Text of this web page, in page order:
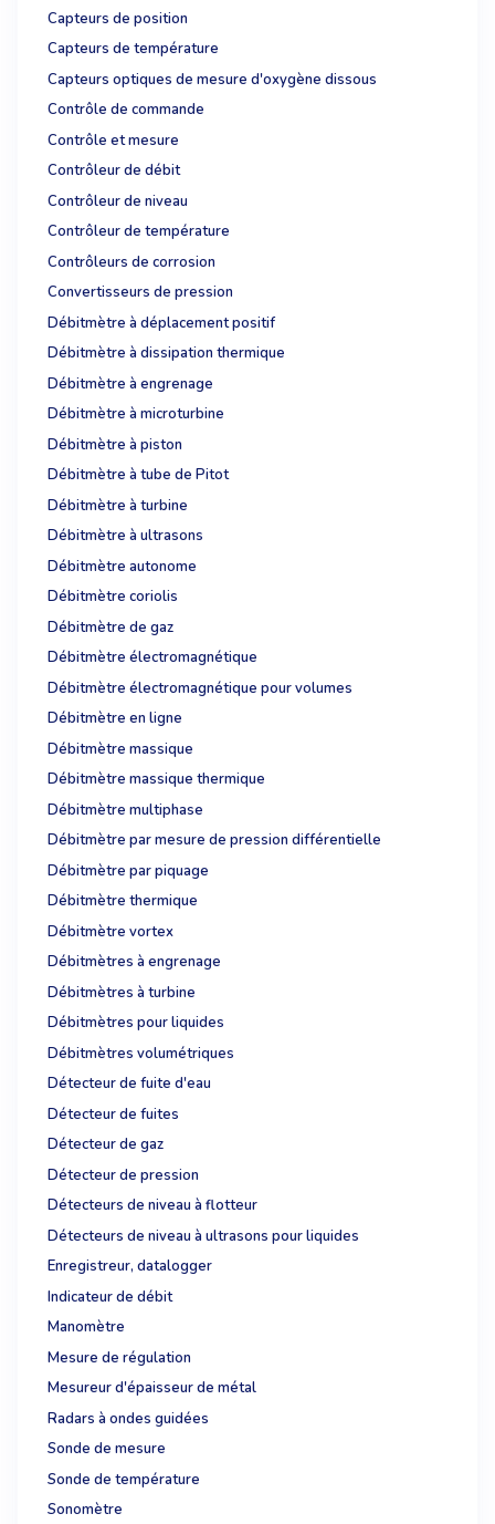
Capteurs de position
Capteurs de température
Capteurs optiques de mesure d'oxygène dissous
Contrôle de commande
Contrôle et mesure
Contrôleur de débit
Contrôleur de niveau
Contrôleur de température
Contrôleurs de corrosion
Convertisseurs de pression
Débitmètre à déplacement positif
Débitmètre à dissipation thermique
Débitmètre à engrenage
Débitmètre à microturbine
Débitmètre à piston
Débitmètre à tube de Pitot
Débitmètre à turbine
Débitmètre à ultrasons
Débitmètre autonome
Débitmètre coriolis
Débitmètre de gaz
Débitmètre électromagnétique
Débitmètre électromagnétique pour volumes
Débitmètre en ligne
Débitmètre massique
Débitmètre massique thermique
Débitmètre multiphase
Débitmètre par mesure de pression différentielle
Débitmètre par piquage
Débitmètre thermique
Débitmètre vortex
Débitmètres à engrenage
Débitmètres à turbine
Débitmètres pour liquides
Débitmètres volumétriques
Détecteur de fuite d'eau
Détecteur de fuites
Détecteur de gaz
Détecteur de pression
Détecteurs de niveau à flotteur
Détecteurs de niveau à ultrasons pour liquides
Enregistreur, datalogger
Indicateur de débit
Manomètre
Mesure de régulation
Mesureur d'épaisseur de métal
Radars à ondes guidées
Sonde de mesure
Sonde de température
Sonomètre